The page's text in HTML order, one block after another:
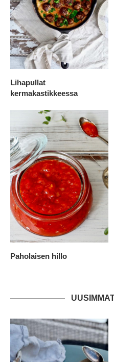
Lihapullat
kermakastikkeessa
Paholaisen hillo